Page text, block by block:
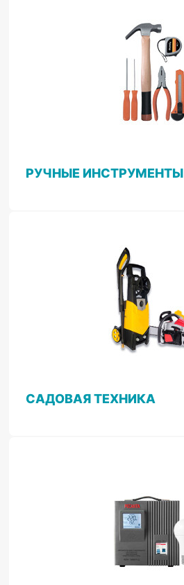
РУЧНЫЕ ИНСТРУМЕНТЫ
САДОВАЯ ТЕХНИКА